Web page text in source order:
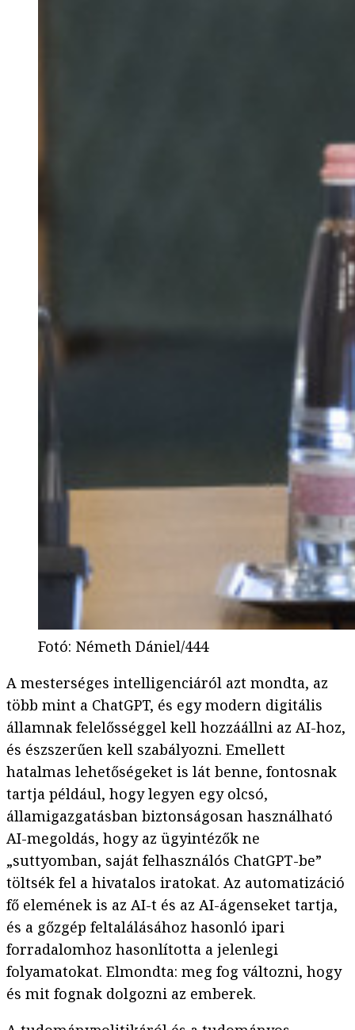
Fotó: Németh Dániel/444
A mesterséges intelligenciáról azt mondta, az
több mint a ChatGPT, és egy modern digitális
államnak felelősséggel kell hozzáállni az AI-hoz,
és észszerűen kell szabályozni. Emellett
hatalmas lehetőségeket is lát benne, fontosnak
tartja például, hogy legyen egy olcsó,
államigazgatásban biztonságosan használható
AI-megoldás, hogy az ügyintézők ne
„suttyomban, saját felhasználós ChatGPT-be”
töltsék fel a hivatalos iratokat. Az automatizáció
fő elemének is az AI-t és az AI-ágenseket tartja,
és a gőzgép feltalálásához hasonló ipari
forradalomhoz hasonlította a jelenlegi
folyamatokat. Elmondta: meg fog változni, hogy
és mit fognak dolgozni az emberek.